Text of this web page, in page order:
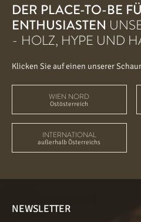
DER PLACE-TO-BE
ENTHUSIASTEN
- HOLZ, HYPE UND
Klicken Sie auf einen unserer
WIEN NORD
Ostösterreich
INTERNATIONAL
außerhalb Österreichs
NEWSLETTER